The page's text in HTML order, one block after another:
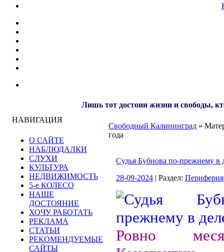
Лишь тот достоин жизни и свободы,
НАВИГАЦИЯ
О САЙТЕ
НАБЛЮДАЛКИ
СЛУХИ
КУЛЬТУРА
НЕДВИЖИМОСТЬ
5-е КОЛЕСО
НАШЕ
ДОСТОЯНИЕ
ХОЧУ РАБОТАТЬ
РЕКЛАМА
СТАТЬИ
РЕКОМЕНДУЕМЫЕ
САЙТЫ
Свободный Калининград »
года
Судья Бубнова по-прежнему в
28-09-2024 | Раздел: Периферия
Ровно